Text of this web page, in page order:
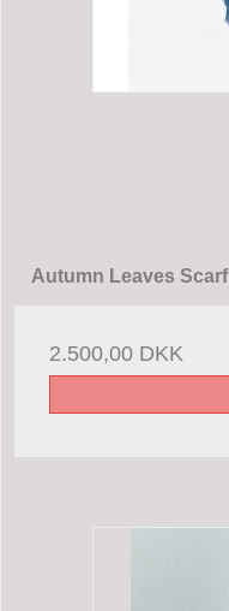
Autumn Leaves Scarf
2.500,00 DKK